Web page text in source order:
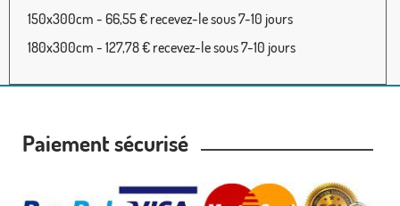
150x300cm - 66,55 € recevez-le sous 7-10 jours
180x300cm - 127,78 € recevez-le sous 7-10 jours
Paiement sécurisé